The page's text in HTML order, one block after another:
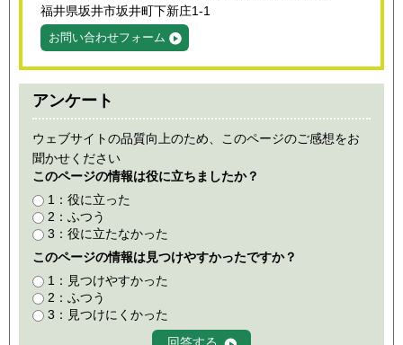
福井県坂井市坂井町下新庄1-1
お問い合わせフォーム
アンケート
ウェブサイトの品質向上のため、このページのご感想をお
聞かせください
このページの情報は役に立ちましたか？
1：役に立った
2：ふつう
3：役に立たなかった
このページの情報は見つけやすかったですか？
1：見つけやすかった
2：ふつう
3：見つけにくかった